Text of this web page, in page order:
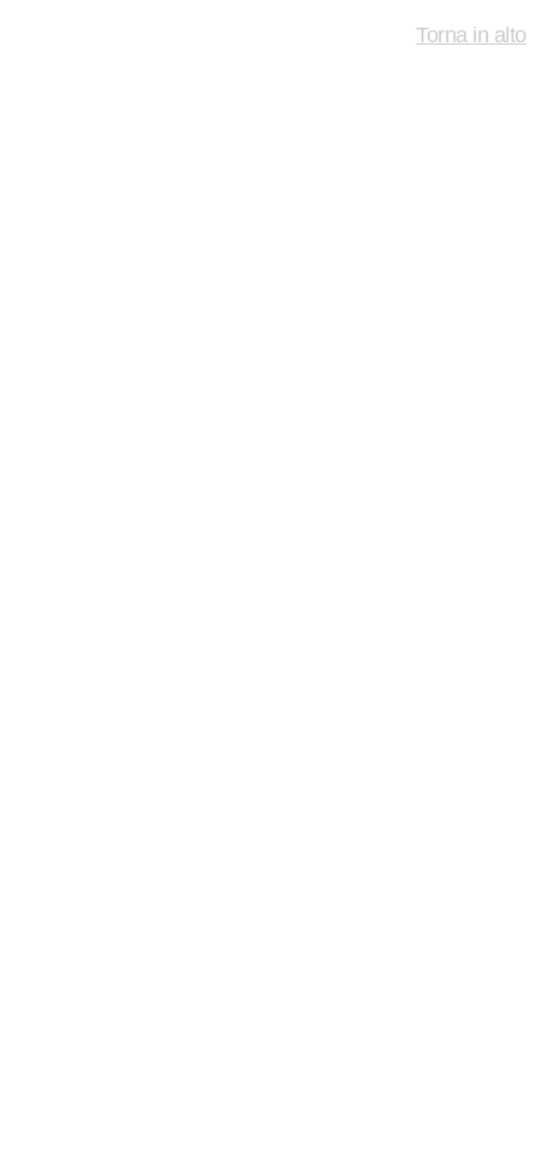
Torna in alto